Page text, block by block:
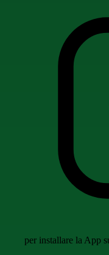
per installare la App